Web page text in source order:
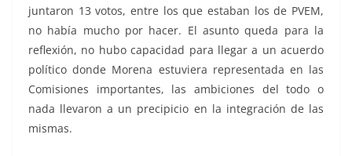
juntaron 13 votos, entre los que estaban los de PVEM,
no había mucho por hacer. El asunto queda para la
reflexión, no hubo capacidad para llegar a un acuerdo
político donde Morena estuviera representada en las
Comisiones importantes, las ambiciones del todo o
nada llevaron a un precipicio en la integración de las
mismas.